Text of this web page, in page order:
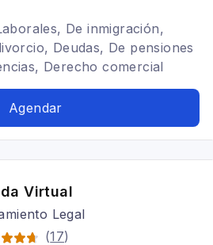
De inmigración,
Deudas, De pensiones
Derecho comercial
Agendar
Virtual
Legal
(17)